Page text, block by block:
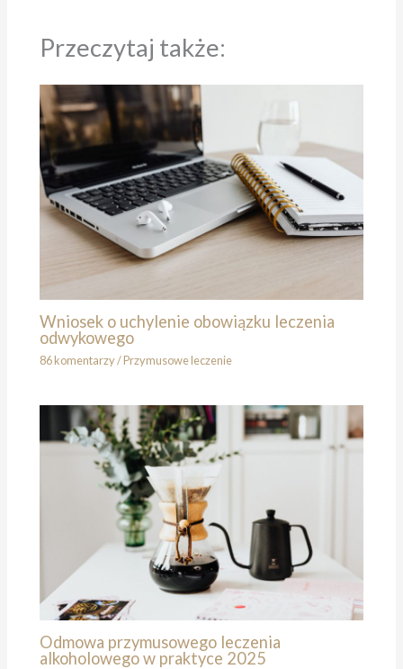
Przeczytaj także:
Wniosek o uchylenie obowiązku leczenia
odwykowego
86 komentarzy/Przymusowe leczenie
Odmowa przymusowego leczenia
alkoholowego w praktyce 2025